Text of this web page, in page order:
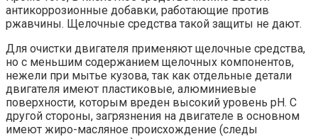
антикоррозионные добавки, работающие против
ржавчины. Щелочные средства такой защиты не дают.
Для очистки двигателя применяют щелочные средства,
но с меньшим содержанием щелочных компонентов,
нежели при мытье кузова, так как отдельные детали
двигателя имеют пластиковые, алюминиевые
поверхности, которым вреден высокий уровень рН. С
другой стороны, загрязнения на двигателе в основном
имеют жиро-масляное происхождение (следы